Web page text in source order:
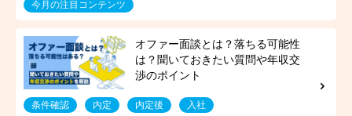
今月の注目コンテンツ
条件確認 内定 内定後 入社